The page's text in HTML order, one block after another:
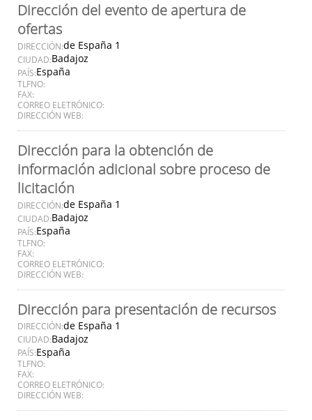
Dirección del evento de apertura de
ofertas
DIRECCIÓN:de España 1
CIUDAD:Badajoz
PAÍS:España
TLFNO:
FAX:
CORREO ELETRÓNICO:
DIRECCIÓN WEB:
Dirección para la obtención de
información adicional sobre proceso de
licitación
DIRECCIÓN:de España 1
CIUDAD:Badajoz
PAÍS:España
TLFNO:
FAX:
CORREO ELETRÓNICO:
DIRECCIÓN WEB:
Dirección para presentación de recursos
DIRECCIÓN:de España 1
CIUDAD:Badajoz
PAÍS:España
TLFNO:
FAX:
CORREO ELETRÓNICO:
DIRECCIÓN WEB: